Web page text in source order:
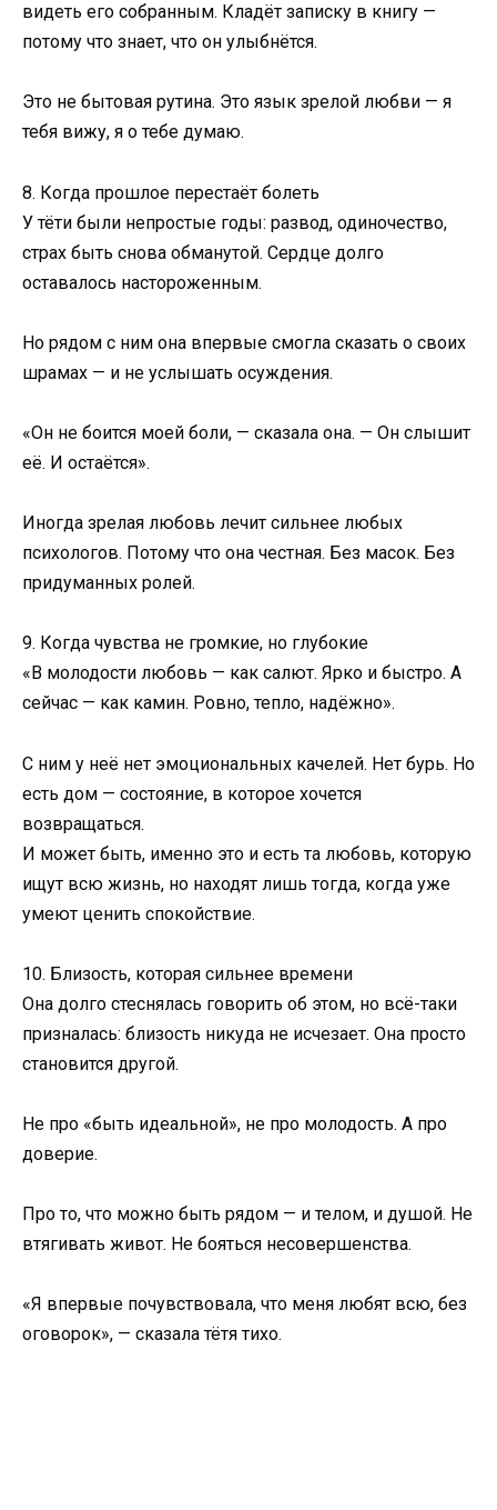
видеть его собранным. Кладёт записку в книгу —
потому что знает, что он улыбнётся.
Это не бытовая рутина. Это язык зрелой любви — я
тебя вижу, я о тебе думаю.
8. Когда прошлое перестаёт болеть
У тёти были непростые годы: развод, одиночество,
страх быть снова обманутой. Сердце долго
оставалось настороженным.
Но рядом с ним она впервые смогла сказать о своих
шрамах — и не услышать осуждения.
«Он не боится моей боли, — сказала она. — Он слышит
её. И остаётся».
Иногда зрелая любовь лечит сильнее любых
психологов. Потому что она честная. Без масок. Без
придуманных ролей.
9. Когда чувства не громкие, но глубокие
«В молодости любовь — как салют. Ярко и быстро. А
сейчас — как камин. Ровно, тепло, надёжно».
С ним у неё нет эмоциональных качелей. Нет бурь. Но
есть дом — состояние, в которое хочется
возвращаться.
И может быть, именно это и есть та любовь, которую
ищут всю жизнь, но находят лишь тогда, когда уже
умеют ценить спокойствие.
10. Близость, которая сильнее времени
Она долго стеснялась говорить об этом, но всё-таки
призналась: близость никуда не исчезает. Она просто
становится другой.
Не про «быть идеальной», не про молодость. А про
доверие.
Про то, что можно быть рядом — и телом, и душой. Не
втягивать живот. Не бояться несовершенства.
«Я впервые почувствовала, что меня любят всю, без
оговорок», — сказала тётя тихо.